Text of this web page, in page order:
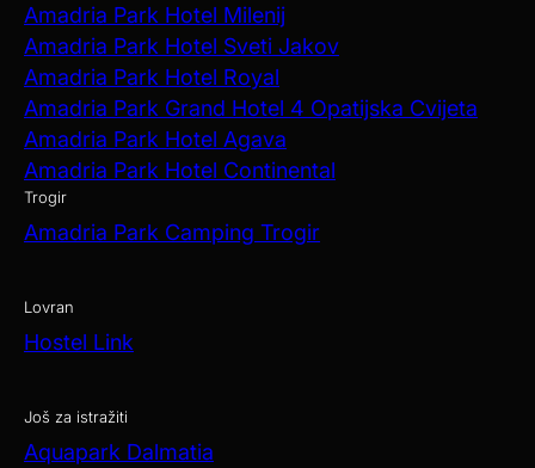
Amadria Park Hotel Milenij
Amadria Park Hotel Sveti Jakov
Amadria Park Hotel Royal
Amadria Park Grand Hotel 4 Opatijska Cvijeta
Amadria Park Hotel Agava
Amadria Park Hotel Continental
Trogir
Amadria Park Camping Trogir
Lovran
Hostel Link
Još za istražiti
Aquapark Dalmatia